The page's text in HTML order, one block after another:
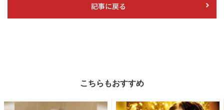
記事に戻る
こちらもおすすめ